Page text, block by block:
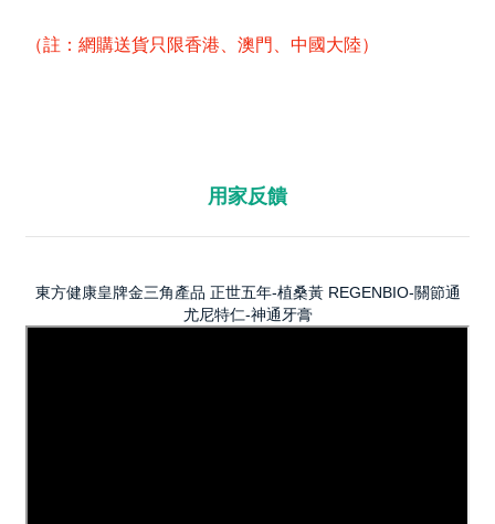
（註：網購送貨只限香港、澳門、中國大陸）
用家反饋
東方健康皇牌金三角產品 正世五年-植桑黃 REGENBIO-關節通
尤尼特仁-神通牙膏